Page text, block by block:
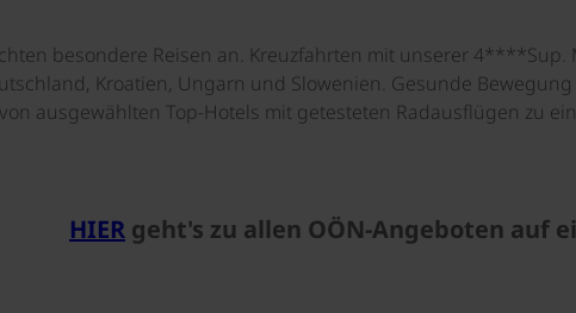
besondere Reisen an. Kreuzfahrten mit unserer 4****Sup.
Kroatien, Ungarn und Slowenien. Gesunde
ausgewählten Top-Hotels mit getesteten Radausflügen zu
HIER geht's zu allen OÖN-Angeboten auf